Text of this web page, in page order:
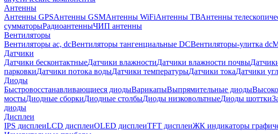
Антенны
Антенны GPSАнтенны GSMАнтенны WiFiАнтенны ТВАнтенны
сумматорыРадиоантенныЧИП антенны
Вентиляторы
Вентиляторы ac, dcВентиляторы тангенциальные DCВентиляторы-улитка dc
Датчики
Датчики бесконтактныеДатчики влажностиДатчики влажности почвы
парковкиДатчики потока водыДатчики температурыДатчики токаДатчики
Диоды
Быстровосстанавливающиеся диодыВарикапыВыпрямительные диоды
мостыДиодные сборкиДиодные столбыДиоды низковольтныеДиоды шоттки
диоды
Дисплеи
IPS дисплеиLCD дисплеиOLED дисплеиTFT дисплеиЖК индикаторы